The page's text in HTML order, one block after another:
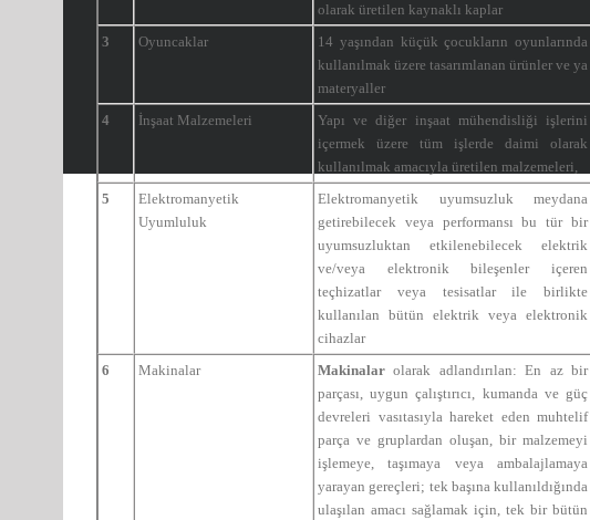
olarak üretilen kaynaklı kaplar
3
Oyuncaklar
14 yaşından küçük çocukların oyunlarında
kullanılmak üzere tasarımlanan ürünler ve ya
materyaller
4
İnşaat Malzemeleri
Yapı ve diğer inşaat mühendisliği işlerini
içermek üzere tüm işlerde daimi olarak
kullanılmak amacıyla üretilen malzemeleri,
5
Elektromanyetik
Uyumluluk
Elektromanyetik uyumsuzluk meydana
getirebilecek veya performansı bu tür bir
uyumsuzluktan etkilenebilecek elektrik
ve/veya elektronik bileşenler içeren
teçhizatlar veya tesisatlar ile birlikte
kullanılan bütün elektrik veya elektronik
cihazlar
6
Makinalar Makinalarolarak adlandırılan: En az bir
parçası, uygun çalıştırıcı, kumanda ve güç
devreleri vasıtasıyla hareket eden muhtelif
parça ve gruplardan oluşan, bir malzemeyi
işlemeye, taşımaya veya ambalajlamaya
yarayan gereçleri; tek başına kullanıldığında
ulaşılan amacı sağlamak için, tek bir bütün